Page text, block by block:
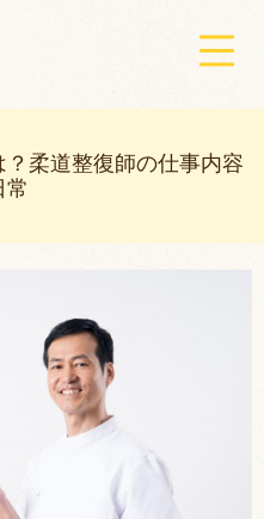
柔道整復師の仕事内容
常